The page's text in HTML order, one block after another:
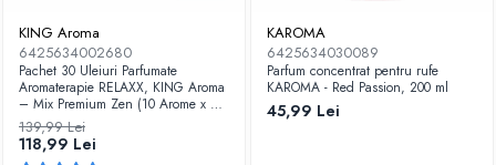
KING Aroma
6425634002680
Pachet 30 Uleiuri Parfumate
Aromaterapie RELAXX, KING Aroma
– Mix Premium Zen (10 Arome x 3
Bucăți)
139,99 Lei
118,99 Lei
KAROMA
6425634030089
Parfum concentrat pentru rufe
KAROMA - Red Passion, 200 ml
45,99 Lei